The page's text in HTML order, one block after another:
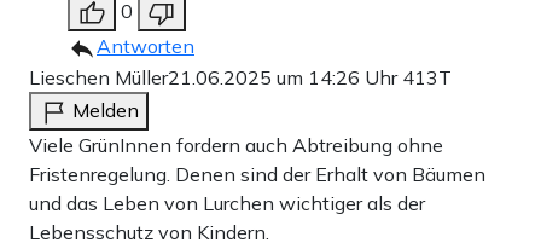
0
Antworten
Lieschen Müller21.06.2025 um 14:26 Uhr 413T
Melden
Viele GrünInnen fordern auch Abtreibung ohne
Fristenregelung. Denen sind der Erhalt von Bäumen
und das Leben von Lurchen wichtiger als der
Lebensschutz von Kindern.